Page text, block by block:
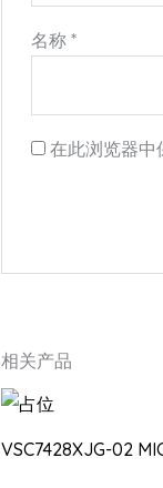
名称*
在此浏览器中
相关产品
VSC7428XJG-02